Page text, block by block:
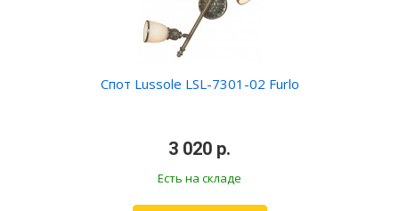
Спот Lussole LSL-7301-02 Furlo
3 020 р.
Есть на складе